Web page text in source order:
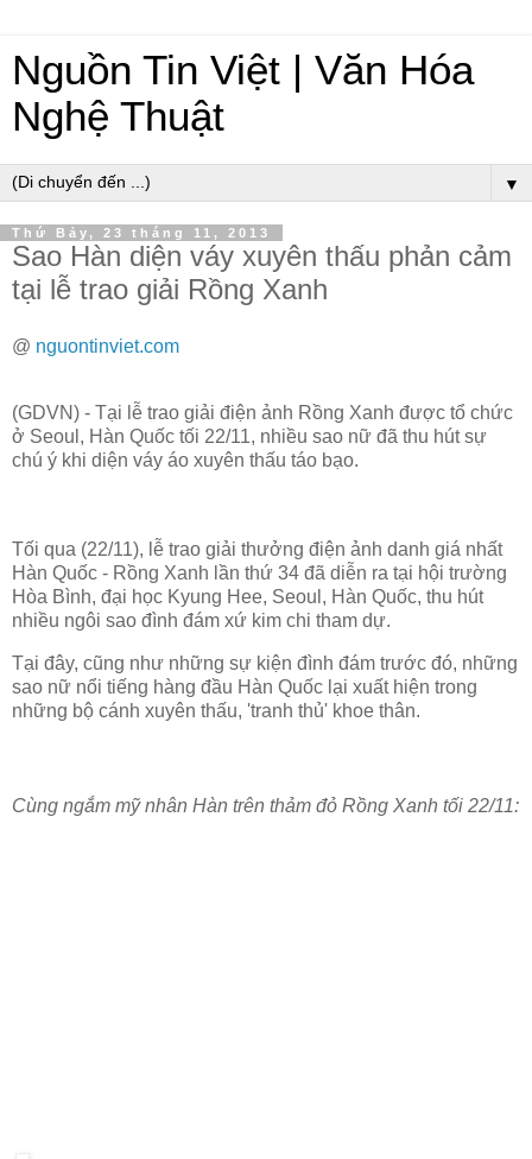
Nguồn Tin Việt | Văn Hóa
Nghệ Thuật
▼
Thứ Bảy, 23 tháng 11, 2013
Sao Hàn diện váy xuyên thấu phản cảm
tại lễ trao giải Rồng Xanh
@ nguontinviet.com
(GDVN) - Tại lễ trao giải điện ảnh Rồng Xanh được tổ chức
ở Seoul, Hàn Quốc tối 22/11, nhiều sao nữ đã thu hút sự
chú ý khi diện váy áo xuyên thấu táo bạo.
Tối qua (22/11), lễ trao giải thưởng điện ảnh danh giá nhất
Hàn Quốc - Rồng Xanh lần thứ 34 đã diễn ra tại hội trường
Hòa Bình, đại học Kyung Hee, Seoul, Hàn Quốc, thu hút
nhiều ngôi sao đình đám xứ kim chi tham dự.
Tại đây, cũng như những sự kiện đình đám trước đó, những
sao nữ nổi tiếng hàng đầu Hàn Quốc lại xuất hiện trong
những bộ cánh xuyên thấu, 'tranh thủ' khoe thân.
Cùng ngắm mỹ nhân Hàn trên thảm đỏ Rồng Xanh tối 22/11: